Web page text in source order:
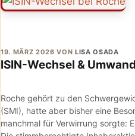
ISIN-Wechsel &
19. MÄRZ 2026 VON LISA OSADA
Roche gehört zu den
(SMI), hatte aber bisher eine
manchmal für Verwirrung sorgte: